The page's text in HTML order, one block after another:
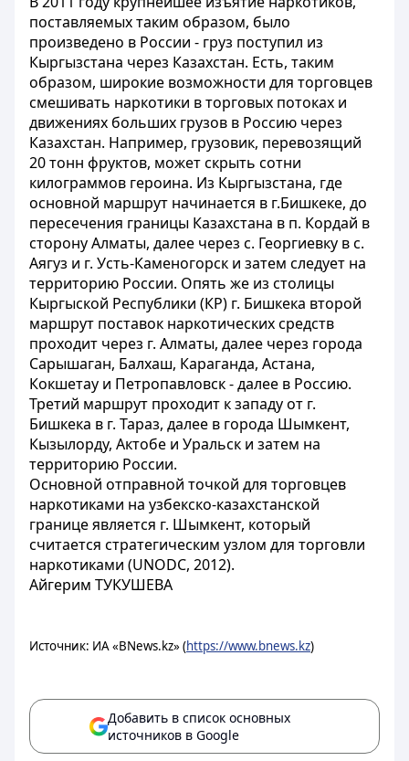
поставляемых таким образом, было
произведено в России - груз поступил из
Кыргызстана через Казахстан. Есть, таким
образом, широкие возможности для торговцев
смешивать наркотики в торговых потоках и
движениях больших грузов в Россию через
Казахстан. Например, грузовик, перевозящий
20 тонн фруктов, может скрыть сотни
килограммов героина. Из Кыргызстана, где
основной маршрут начинается в г.Бишкеке, до
пересечения границы Казахстана в п. Кордай в
сторону Алматы, далее через с. Георгиевку в с.
Аягуз и г. Усть-Каменогорск и затем следует на
территорию России. Опять же из столицы
Кыргыской Республики (КР) г. Бишкека второй
маршрут поставок наркотических средств
проходит через г. Алматы, далее через города
Сарышаган, Балхаш, Караганда, Астана,
Кокшетау и Петропавловск - далее в Россию.
Третий маршрут проходит к западу от г.
Бишкека в г. Тараз, далее в города Шымкент,
Кызылорду, Актобе и Уральск и затем на
территорию России.
Основной отправной точкой для торговцев
наркотиками на узбекско-казахстанской
границе является г. Шымкент, который
считается стратегическим узлом для торговли
наркотиками (UNODC, 2012).
Айгерим ТУКУШЕВА
Источник: ИА «BNews.kz» (https://www.bnews.kz)
Добавить в список основных
источников в Google